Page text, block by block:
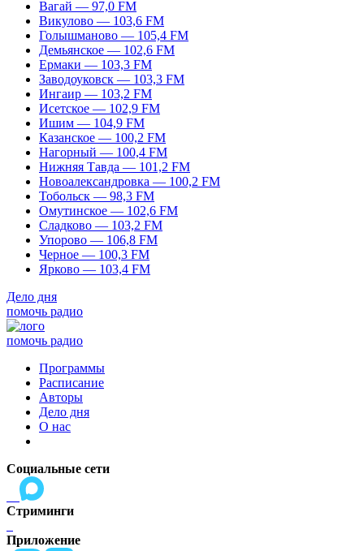
Вагай — 97,0 FM
Викулово — 103,6 FM
Голышманово — 105,4 FM
Демьянское — 102,6 FM
Ермаки — 103,3 FM
Заводоуковск — 103,3 FM
Ингаир — 103,2 FM
Исетское — 102,9 FM
Ишим — 104,9 FM
Казанское — 100,2 FM
Нагорный — 100,4 FM
Нижняя Тавда — 101,2 FM
Новоалександровка — 100,2 FM
Тобольск — 98,3 FM
Омутинское — 102,6 FM
Сладково — 103,2 FM
Упорово — 106,8 FM
Черное — 100,3 FM
Ярково — 103,4 FM
Дело дня
помочь радио
помочь радио
Программы
Расписание
Авторы
Дело дня
О нас
Социальные сети
Стриминги
Приложение